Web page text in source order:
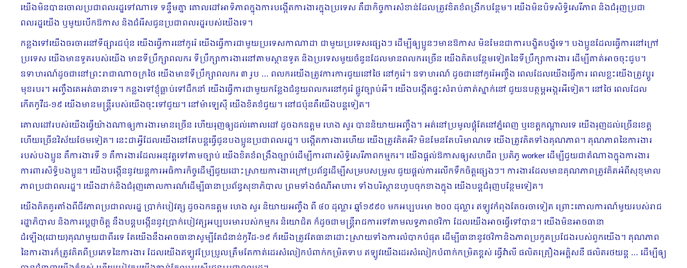
យើងមិនបានចោលប្រជាពលរដ្ឋទៅណាទេ ទន្ទឹមគ្នា គោលដៅអាទិភាព​ក្នុងការបង្កើតការងារក្នុងប្រទេស គឺជាកិច្ចការសំខាន់ដែលត្រូវខិតខំពង្រីកបន្ថែម។ យើងមិន​បិទ​សិទ្ធិ​សេរីភាព និងជំរុញប្រជា
ពលរដ្ឋយើង ឬមួយបើកឱកាស និងជំរើសជូនប្រជាពលរដ្ឋរបស់យើងទេ។
កន្លងទៅយើង​ចរចារនៅទីផ្សារជប៉ុន យើងធ្វើការនៅកូរ៉េ យើងធ្វើការជាមួយប្រទេសកាណាដា ជាមួយប្រទេសផ្សេងៗ ដើម្បីឲ្យប្អូនៗមាន​ឱកាស​ មិនមែនជាការបង្ខិតបង្ខំទេ។ បងប្អូនដែលធ្វើការនៅក្រៅ
ប្រទេស យើងមានទូតរបស់យើង មានទីប្រឹក្សាពលករ ទីប្រឹក្សាការងារនៅតាមស្ថានទូត និងប្រទេសមួយចំនួនដែលមានពលករច្រើន យើងគិតបន្ថែមទៀតនៃទីប្រឹក្សា​ការងារ​ ដើម្បីគាត់អាចចុះជួប។
ឧទាហរណ៍ដូចជានៅព្រះរាជាណាចក្រថៃ យើងមានទីប្រឹក្សាពលករ ៣ រូប … ពលករយើងត្រូវការការជួយនៅថៃ នៅកូរ៉េ។ ឧទាហរណ៍ ដូចជានៅកូរ៉េអញ្ចឹង ពេលដែលយើងធ្វើការ ពេលខ្លះយើងត្រូវប្ដូរ
មុខរបរ។ អញ្ចឹងគេអត់ធានាទេ។ កន្លងទៅខ្ញុំធ្លាប់ទៅដឹកនាំ យើងធ្វើការជាមួយកន្លែងជំនួយពលករនៅកូរ៉េ ផ្លូវច្បាប់អី។ យើងបង្កើតផ្ទះសំរាប់គាត់ស្នាក់នៅ ជួយឧបត្ថម្ភអង្ករអីទៀត។ នៅថៃ ពេលដែល
កើតកូវីដ-១៩ យើងមានមន្ដ្រីរបស់យើងចុះទៅជួយ។ នៅម៉ាឡេស៊ី យើងខិតខំជួយ។ នៅជប៉ុនគឺយើងបន្តទៀត។
គោលដៅរបស់យើងធ្វើយ៉ាងណាឲ្យការងារមានច្រើន ហើយរុញឲ្យដល់គោលដៅ ដូចឯកឧត្តម ហេង សួរ បាននិយាយអញ្ចឹង។ អត់នៅប្រមូលផ្ដុំតែនៅភ្នំពេញ ឬខេត្តកណ្ដាលទេ យើងរុញដល់ច្រើនខេត្ត
ហើយច្រើនវិស័យថែមទៀត។ នេះជាអ្វីដែលយើងនៅតែបន្ដ​ធ្វើ​ជូនបងប្អូនប្រជាពលរដ្ឋ។ បង្កើតការងារហើយ យើងត្រូវគិតអី?​ មិនមែនតែបរិមាណទេ យើងត្រូវគិតទាំងគុណភាព។ គុណភាពនៃការងារ
របស់បងប្អូន គឺការងារទី ១ គឺការងារដែលអនុវត្ដទៅតាមច្បាប់ យើងខិតខំពង្រឹងច្បាប់ដើម្បីការពារសិទ្ធិ​សេរីភាពកម្មករ។ យើងផ្ដល់ឱកាសឲ្យសហ​ជីព ប្រតិភូ worker ដើម្បីជួយជាតំណាងក្នុងការងារ
ការពារសិទ្ធិបងប្អូន។ យើងបង្កើននូវយន្ដការអធិការកិច្ចដើម្បីជួយដោះស្រាយការងារក្រៅប្រព័ន្ធដើម្បីសម្របសម្រួល ជួយផ្ដល់ការលើកទឹកចិត្តផ្សេងៗ។ ការងារដែលមានគុណភាពត្រូវគិតអំពីសុខុមាល
ភាពប្រជាពលរដ្ឋ។ យើងដាក់និងជំរុញគោលការណ៍ដើម្បីធានាប្រព័ន្ធសុខាភិបាល ព្រមទាំងចំណីអាហារ ទាំងបរិស្ថានហូបចុកខាងក្នុង យើងបន្ដជំរុញបន្ថែមទៀត។
យើងគិតគូរតាំងពីជីវភាពប្រជាពលរដ្ឋ​ ប្រាក់បៀវត្ស ដូចឯកឧត្តម ហេង សួរ និយាយអញ្ចឹង ពី ៤០ ដុល្លារ ឆ្នាំ១៩៩០ មកអប្បបរមា ២០០ ដុល្លារ ឥឡូវ​កំពុងតែចរចាទៀត ព្រោះគោលការណ៍មួយរបស់រាជ
រដ្ឋាភិបាល និងការប្ដេជ្ញាចិត្ត នឹងបន្ដបង្កើន​នូវប្រាក់បៀវត្សអប្បបរមារបស់កម្មករ និយោជិត ក៏ដូចជាមន្ដ្រីរាជការទៅតាមលទ្ធភាពថវិកា ដែលយើងអាចធ្វើទៅបាន។ យើង​មិនអាចធានា
ដំឡើង(ដោយ)គុណមួយជាពីរទេ តែយើងនឹងអាចធានាសូម្បីតែជំនាន់កូវីដ-១៩ ក៏យើងត្រូវតែធានាដោះស្រាយទាំង​ការលំបាកបំផុត ដើម្បីធានានូវ​ថវិកានិងភាពប្រកួតប្រជែងរបស់ពួកយើង។ គុណភាព
នៃការងារក៏ត្រូវគិតពីប្រភេទ​នៃការងារ ដែលយើងឥឡូវប្រែប្រួលត្រឹមតែកាត់ដេរសំលៀកបំពាក់កម្រិតទាប ឥឡូវយើងដេរសំលៀក​បំពាក់កម្រិតខ្ពស់ ធ្វើវ៉ាលី ផលិតគ្រឿងអគ្គិសនី ផលិតរថយន្ដ … ដើម្បីឲ្យ